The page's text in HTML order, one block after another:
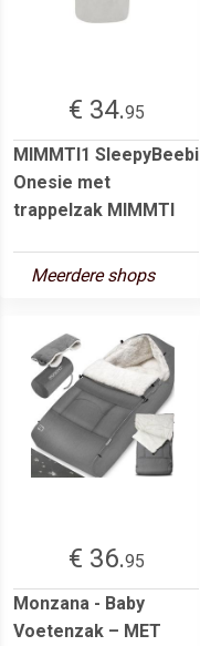
€ 34.95
MIMMTI1 SleepyBeebi
Onesie met
trappelzak MIMMTI
Meerdere shops
€ 36.95
Monzana - Baby
Voetenzak – MET